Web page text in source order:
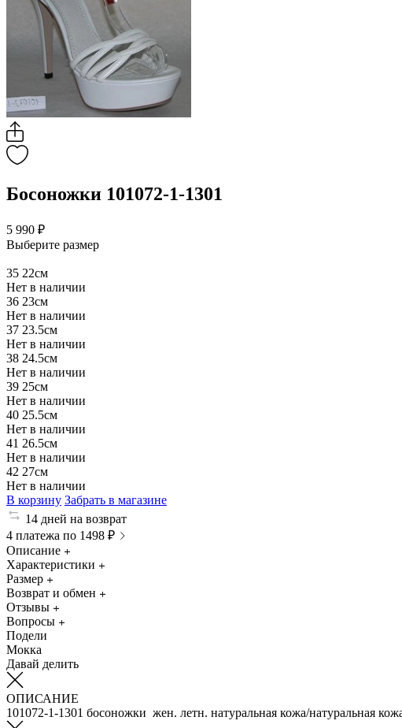
Босоножки 101072-1-1301
5 990 ₽
Выберите размер
35 22см
Нет в наличии
36 23см
Нет в наличии
37 23.5см
Нет в наличии
38 24.5см
Нет в наличии
39 25см
Нет в наличии
40 25.5см
Нет в наличии
41 26.5см
Нет в наличии
42 27см
Нет в наличии
В корзину Забрать в магазине
14 дней на возврат
4 платежа по 1498 ₽
Описание
Характеристики
Размер
Возврат и обмен
Отзывы
Вопросы
Подели
Мокка
Давай делить
ОПИСАНИЕ
101072-1-1301 босоножки жен. летн. натуральная кожа/натуральная